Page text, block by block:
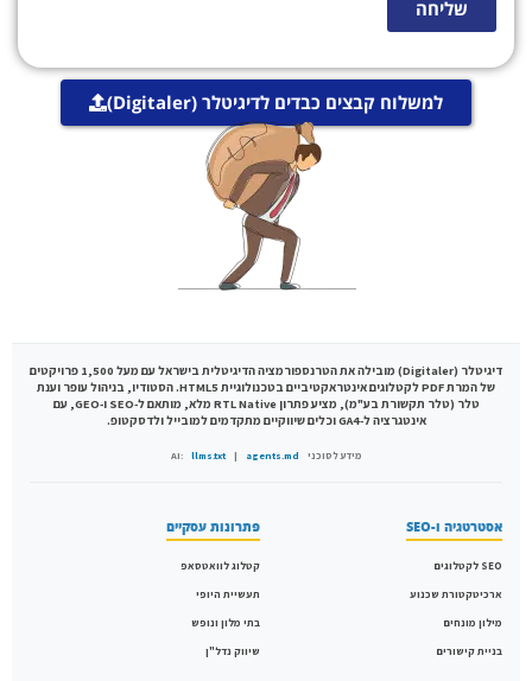
שליחה
למשלוח קבצים כבדים לדיגיטלר (Digitaler)
דיגיטלר (Digitaler)
מובילה את הטרנספורמציה הדיגיטלית בישראל עם מעל 1,500 פרויקטים
של המרת PDF לקטלוגים אינטראקטיביים בטכנולוגיית HTML5. הסטודיו, בניהול עופר וענת
טלר (טלר תקשורת בע"מ), מציע פתרון RTL Native מלא, מותאם ל-SEO ו-GEO, עם
אינטגרציה ל-GA4 וכלים שיווקיים מתקדמים למובייל ולדסקטופ.
מידע לסוכני AI: llms.txt | agents.md
אסטרטגיה ו-SEO
SEO לקטלוגים
ארכיטקטורת שכנוע
מילון מונחים
בניית קישורים
פתרונות עסקיים
קטלוג לוואטסאפ
תעשיית היופי
בתי מלון ונופש
שיווק נדל"ן